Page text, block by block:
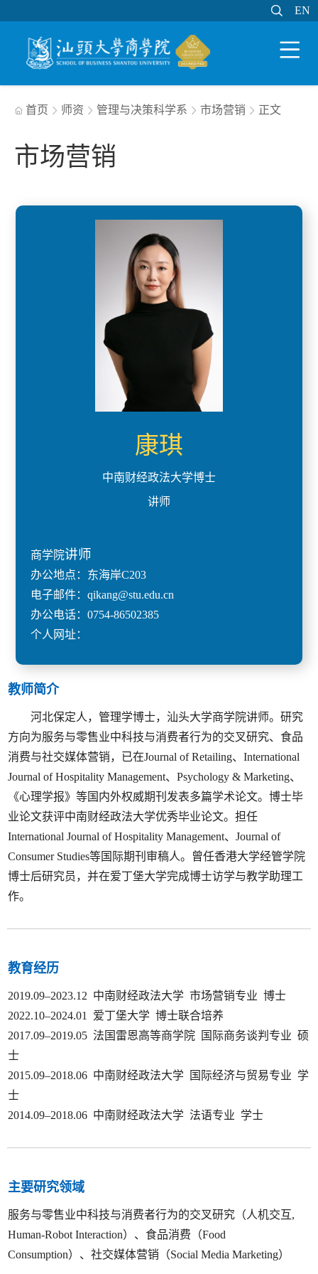
 EN
 EN

 首页  师资  管理与决策科学系  市场营销  正文
市场营销
康琪
中南财经政法大学博士
讲师
商学院讲师
办公地点：东海岸C203
电子邮件：qikang@stu.edu.cn
办公电话：0754-86502385
个人网址：
教师简介
河北保定人，管理学博士，汕头大学商学院讲师。研究
方向为服务与零售业中科技与消费者行为的交叉研究、食品
消费与社交媒体营销，已在Journal of Retailing、International
Journal of Hospitality Management、Psychology & Marketing、
《心理学报》等国内外权威期刊发表多篇学术论文。博士毕
业论文获评中南财经政法大学优秀毕业论文。担任
International Journal of Hospitality Management、Journal of
Consumer Studies等国际期刊审稿人。曾任香港大学经管学院
博士后研究员，并在爱丁堡大学完成博士访学与教学助理工
作。
教育经历
2019.09–2023.12 中南财经政法大学 市场营销专业 博士
2022.10–2024.01 爱丁堡大学 博士联合培养
2017.09–2019.05 法国雷恩高等商学院 国际商务谈判专业 硕
士
2015.09–2018.06 中南财经政法大学 国际经济与贸易专业 学
士
2014.09–2018.06 中南财经政法大学 法语专业 学士
主要研究领域
服务与零售业中科技与消费者行为的交叉研究（人机交互,
Human-Robot Interaction）、食品消费（Food
Consumption）、社交媒体营销（Social Media Marketing）